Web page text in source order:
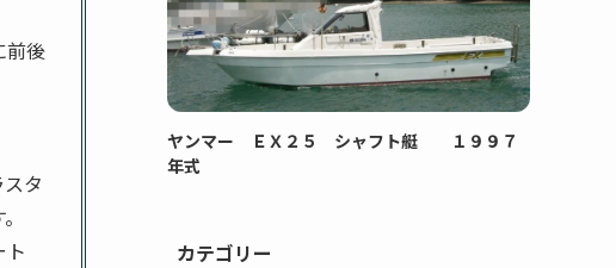
前後
タ
ヤンマー ＥＸ２５ シャフト艇 １９９７
年式
カテゴリー